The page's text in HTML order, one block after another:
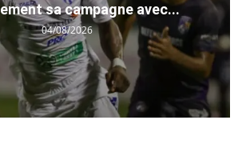
sa campagne avec...
04/08/2026